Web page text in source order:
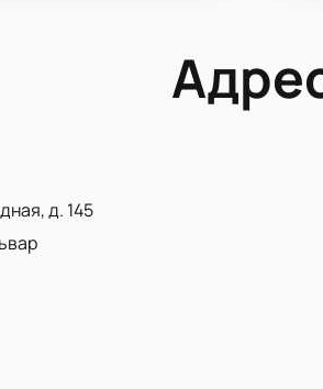
д. 145